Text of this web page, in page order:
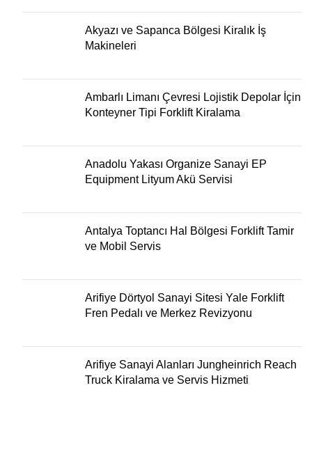
Akyazı ve Sapanca Bölgesi Kiralık İş
Makineleri
Ambarlı Limanı Çevresi Lojistik Depolar İçin
Konteyner Tipi Forklift Kiralama
Anadolu Yakası Organize Sanayi EP
Equipment Lityum Akü Servisi
Antalya Toptancı Hal Bölgesi Forklift Tamir
ve Mobil Servis
Arifiye Dörtyol Sanayi Sitesi Yale Forklift
Fren Pedalı ve Merkez Revizyonu
Arifiye Sanayi Alanları Jungheinrich Reach
Truck Kiralama ve Servis Hizmeti